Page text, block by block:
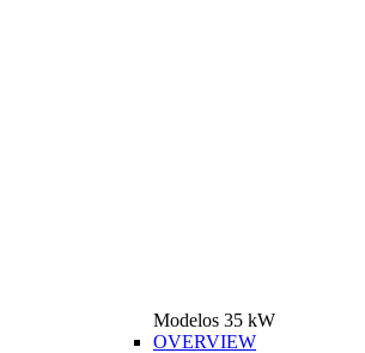
Modelos 35 kW
OVERVIEW